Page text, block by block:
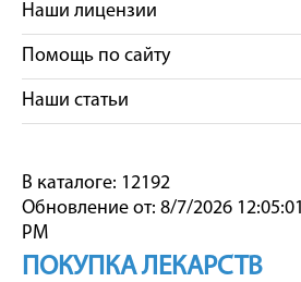
Наши лицензии
Помощь по сайту
Наши статьи
В каталоге: 12192
Обновление от: 8/7/2026 12:05:01
PM
ПОКУПКА ЛЕКАРСТВ